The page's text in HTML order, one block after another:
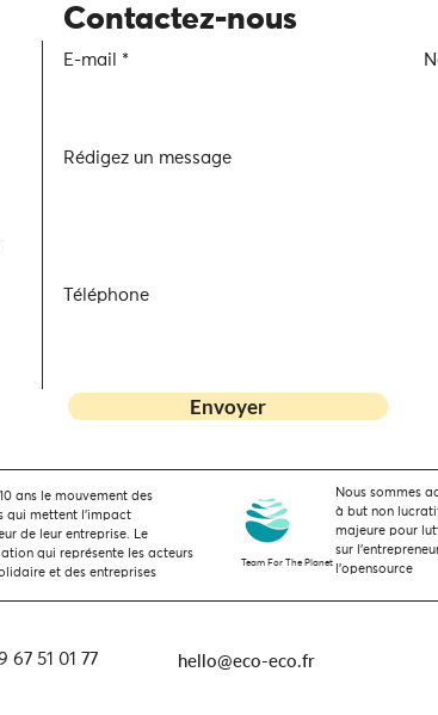
Contactez-nous
E-mail
Rédigez un message
Téléphone
Envoyer
ans le mouvement des
qui mettent l’impact
de leur entreprise. Le
qui représente les acteurs
et des entreprises
Nous sommes
à but non
majeure pour
sur
l'opensource
Team For The Planet
67 51 01 77 hello@eco-eco.fr